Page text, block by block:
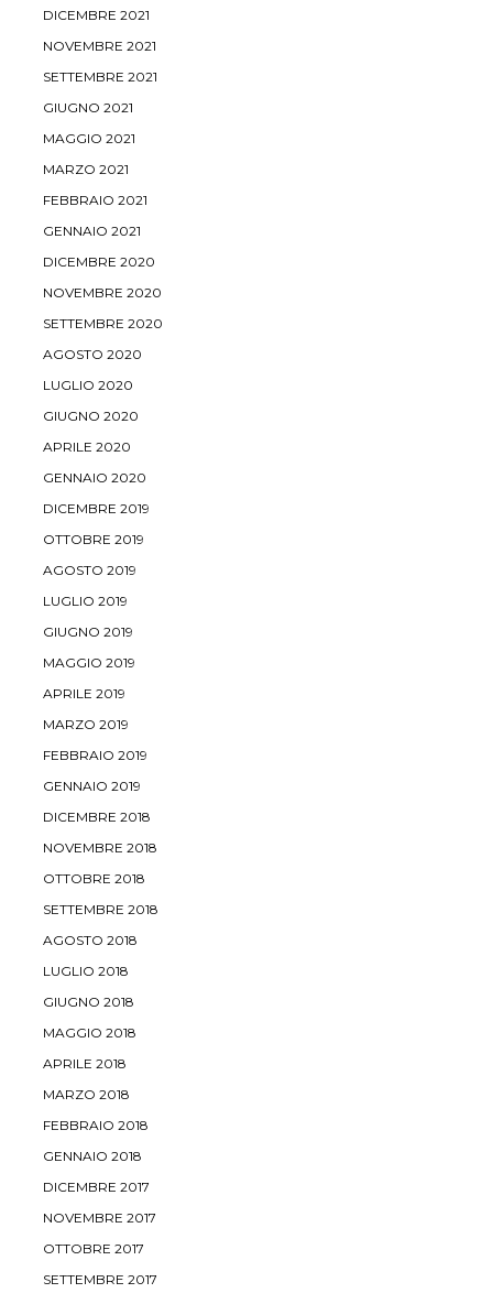
DICEMBRE 2021
NOVEMBRE 2021
SETTEMBRE 2021
GIUGNO 2021
MAGGIO 2021
MARZO 2021
FEBBRAIO 2021
GENNAIO 2021
DICEMBRE 2020
NOVEMBRE 2020
SETTEMBRE 2020
AGOSTO 2020
LUGLIO 2020
GIUGNO 2020
APRILE 2020
GENNAIO 2020
DICEMBRE 2019
OTTOBRE 2019
AGOSTO 2019
LUGLIO 2019
GIUGNO 2019
MAGGIO 2019
APRILE 2019
MARZO 2019
FEBBRAIO 2019
GENNAIO 2019
DICEMBRE 2018
NOVEMBRE 2018
OTTOBRE 2018
SETTEMBRE 2018
AGOSTO 2018
LUGLIO 2018
GIUGNO 2018
MAGGIO 2018
APRILE 2018
MARZO 2018
FEBBRAIO 2018
GENNAIO 2018
DICEMBRE 2017
NOVEMBRE 2017
OTTOBRE 2017
SETTEMBRE 2017